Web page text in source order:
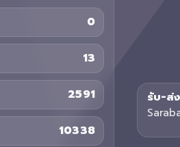
0
13
2591
10338
รับ-ส่